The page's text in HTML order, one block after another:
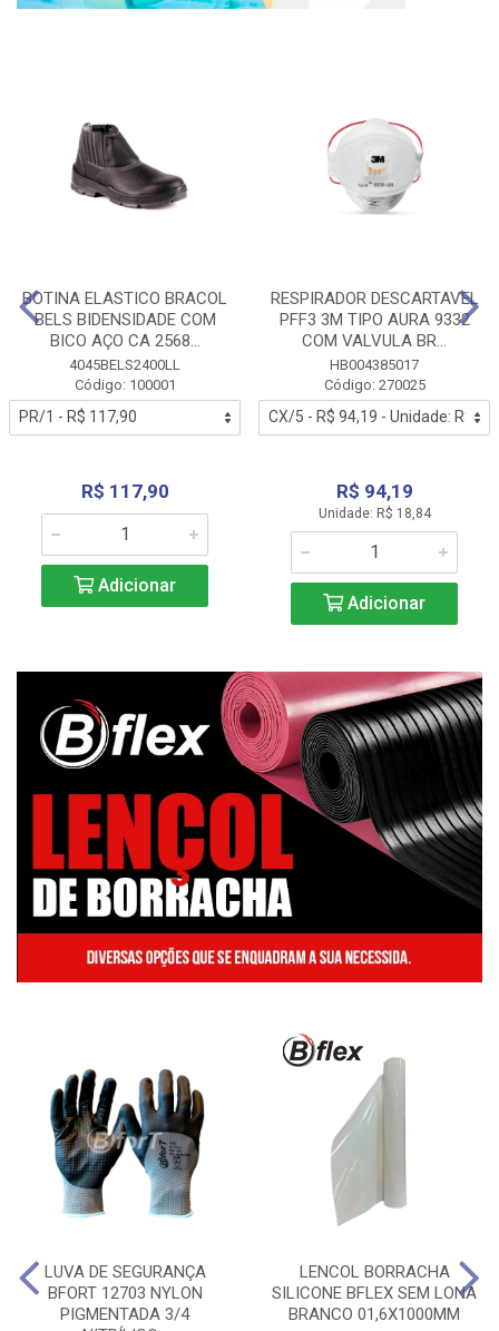
BOTINA ELASTICO BRACOL
BELS BIDENSIDADE COM
BICO AÇO CA 2568...
4045BELS2400LL
Código: 100001
R$ 117,90
Adicionar
RESPIRADOR DESCARTAVEL
PFF3 3M TIPO AURA 9332
COM VALVULA BR...
HB004385017
Código: 270025
R$ 94,19
Unidade: R$ 18,84
Adicionar
LUVA DE SEGURANÇA
BFORT 12703 NYLON
PIGMENTADA 3/4
LENCOL BORRACHA
SILICONE BFLEX SEM LONA
BRANCO 01,6X1000MM